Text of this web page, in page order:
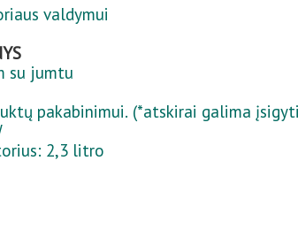
valdymui
su jumtu
pakabinimui. (*atskirai galima
2,3 litro